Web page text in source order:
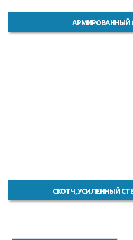
АРМИРОВАННЫЙ
СКОТЧ, УСИЛЕННЫЙ